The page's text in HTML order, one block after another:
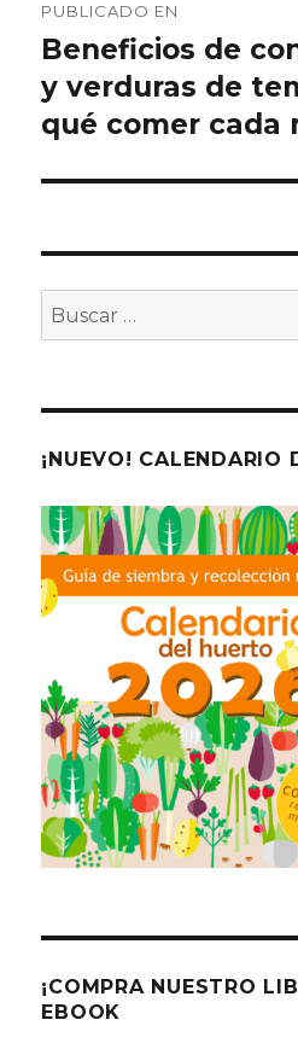
de
entradas
PUBLICADO EN
Beneficios de
y verduras de
qué comer cada
Buscar
por:
¡NUEVO! CALENDARIO
¡COMPRA NUESTRO
EBOOK